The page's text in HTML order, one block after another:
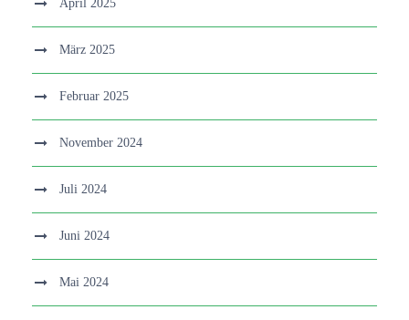
April 2025
März 2025
Februar 2025
November 2024
Juli 2024
Juni 2024
Mai 2024